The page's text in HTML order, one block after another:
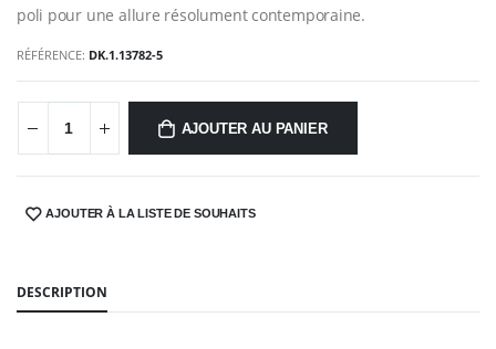
poli pour une allure résolument contemporaine.
RÉFÉRENCE: DK.1.13782-5
AJOUTER AU PANIER
SHARE:AJOUTER À LA LISTE DE SOUHAITS
DESCRIPTION